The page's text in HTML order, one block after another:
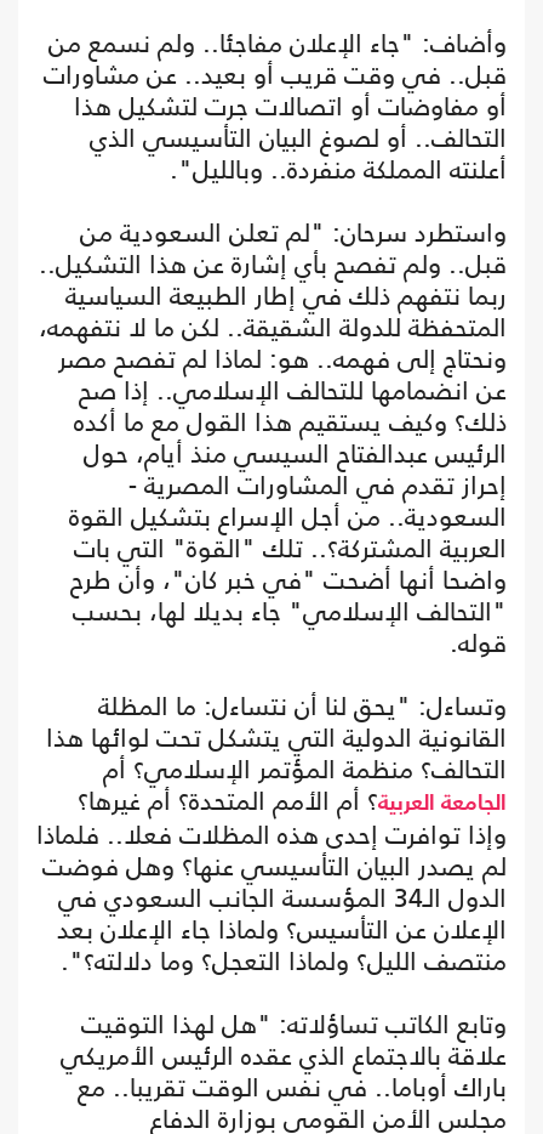
وأضاف: "جاء الإعلان مفاجئا.. ولم نسمع من
قبل.. في وقت قريب أو بعيد.. عن مشاورات
أو مفاوضات أو اتصالات جرت لتشكيل هذا
التحالف.. أو لصوغ البيان التأسيسي الذي
أعلنته المملكة منفردة.. وبالليل".
واستطرد سرحان: "لم تعلن السعودية من
قبل.. ولم تفصح بأي إشارة عن هذا التشكيل..
ربما نتفهم ذلك في إطار الطبيعة السياسية
المتحفظة للدولة الشقيقة.. لكن ما لا نتفهمه،
ونحتاج إلى فهمه.. هو: لماذا لم تفصح مصر
عن انضمامها للتحالف الإسلامي.. إذا صح
ذلك؟ وكيف يستقيم هذا القول مع ما أكده
الرئيس عبدالفتاح السيسي منذ أيام، حول
إحراز تقدم في المشاورات المصرية -
السعودية.. من أجل الإسراع بتشكيل القوة
العربية المشتركة؟.. تلك "القوة" التي بات
واضحا أنها أضحت "في خبر كان"، وأن طرح
"التحالف الإسلامي" جاء بديلا لها، بحسب
قوله.
وتساءل: "يحق لنا أن نتساءل: ما المظلة
القانونية الدولية التي يتشكل تحت لوائها هذا
التحالف؟ منظمة المؤتمر الإسلامي؟ أم
الجامعة العربية؟ أم الأمم المتحدة؟ أم غيرها؟
وإذا توافرت إحدى هذه المظلات فعلا.. فلماذا
لم يصدر البيان التأسيسي عنها؟ وهل فوضت
الدول الـ34 المؤسسة الجانب السعودي في
الإعلان عن التأسيس؟ ولماذا جاء الإعلان بعد
منتصف الليل؟ ولماذا التعجل؟ وما دلالته؟".
وتابع الكاتب تساؤلاته: "هل لهذا التوقيت
علاقة بالاجتماع الذي عقده الرئيس الأمريكي
باراك أوباما.. في نفس الوقت تقريبا.. مع
مجلس الأمن القومي بوزارة الدفاع